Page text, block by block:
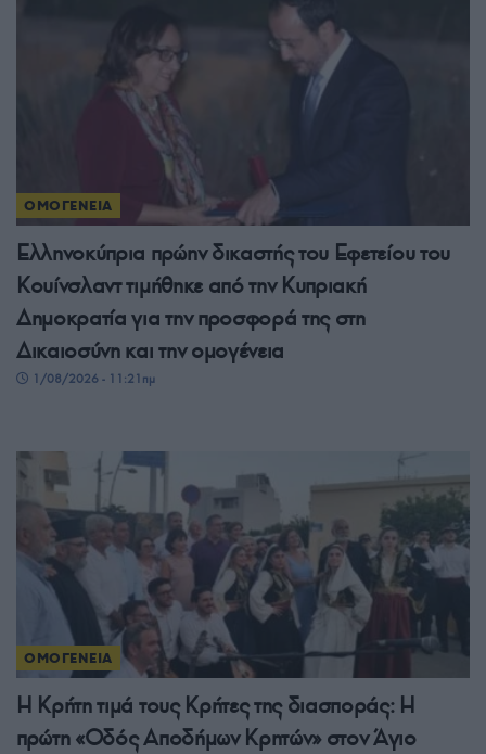
ΟΜΟΓΕΝΕΙΑ
Ελληνοκύπρια πρώην δικαστής του Εφετείου του
Κουίνσλαντ τιμήθηκε από την Κυπριακή
Δημοκρατία για την προσφορά της στη
Δικαιοσύνη και την ομογένεια
1/08/2026 - 11:21πμ
ΟΜΟΓΕΝΕΙΑ
Η Κρήτη τιμά τους Κρήτες της διασποράς: Η
πρώτη «Οδός Αποδήμων Κρητών» στον Άγιο